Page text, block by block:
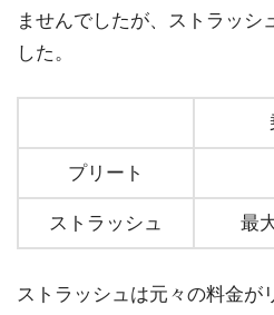
ませんでしたが、ストラッシ
した。
プリート
ストラッシュ 最
ストラッシュは元々の料金が